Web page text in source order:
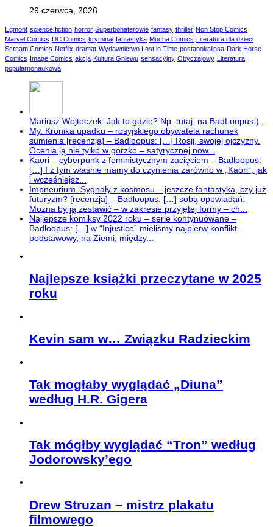
29 czerwca, 2026
Egmont science fiction horror Superbohaterowie fantasy thriller Non Stop Comics
Marvel Comics DC Comics kryminał fantastyka Mucha Comics Literatura dla dzieci
Scream Comics Netflix dramat Wydawnictwo Lost in Time postapokalipsa Dark Horse
Comics Image Comics akcja Kultura Gniewu sensacyjny Obyczajowy Literatura
popularnonaukowa
Mariusz Wojteczek: Jak to gdzie? Np. tutaj, na BadLoopus;)...
My. Kronika upadku – rosyjskiego obywatela rachunek
sumienia [recenzja] – Badloopus: […] Rosji, swojej ojczyzny.
Ocenia ją nie tylko w gorzko – satyrycznej now...
Kaori – cyberpunk z feministycznym zacięciem – Badloopus:
[…] I z tym właśnie mamy do czynienia zarówno w „Kaori”, jak
i wcześniejsz...
Impneurium. Sygnały z kosmosu – jeszcze fantastyka, czy już
futuryzm? [recenzja] – Badloopus: […] sobą opowiadań.
Można by ją zestawić – w zakresie przyjętej formy – ch...
Najlepsze komiksy 2022 roku – serie kontynuowane –
Badloopus: […] w “Injustice” mieliśmy najpierw konflikt
podstawowy, na Ziemi, między...
Najlepsze książki przeczytane w 2025
roku
Kevin sam w… Związku Radzieckim
Tak mogłaby wyglądać „Diuna”
według H.R. Gigera
Tak mógłby wyglądać “Tron” według
Jodorowsky’ego
Drew Struzan – mistrz plakatu
filmowego